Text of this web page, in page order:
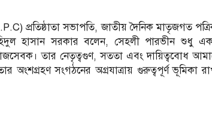
প্রতিষ্ঠাতা সভাপতি, জাতীয় দৈনিক মাতৃজগত
হাসান সরকার বলেন, সেহলী পারভীন শুধু
তার নেতৃত্বগুণ, সততা এবং দায়িত্ববোধ
অংশগ্রহণ সংগঠনের অগ্রযাত্রায় গুরুত্বপূর্ণ ভূমিকা